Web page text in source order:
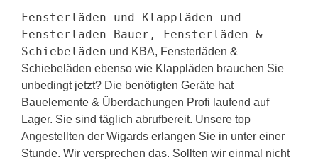
Fensterläden und Klappläden und
Fensterladen Bauer, Fensterläden &
Schiebeläden und KBA, Fensterläden &
Schiebeläden ebenso wie Klappläden brauchen Sie
unbedingt jetzt? Die benötigten Geräte hat
Bauelemente & Überdachungen Profi laufend auf
Lager. Sie sind täglich abrufbereit. Unsere top
Angestellten der Wigards erlangen Sie in unter einer
Stunde. Wir versprechen das. Sollten wir einmal nicht